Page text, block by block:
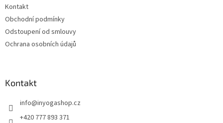
Kontakt
Obchodní podmínky
Odstoupení od smlouvy
Ochrana osobních údajů
Kontakt
info@inyogashop.cz
+420 777 893 371